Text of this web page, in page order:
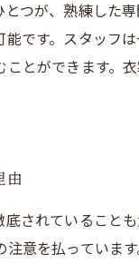
つが、熟練した
です。スタッフ
とができます
由
されているこ
意を払ってい